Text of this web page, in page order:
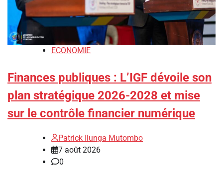
ECONOMIE
Finances publiques : L’IGF dévoile son
plan stratégique 2026-2028 et mise
sur le contrôle financier numérique
Patrick Ilunga Mutombo
7 août 2026
0